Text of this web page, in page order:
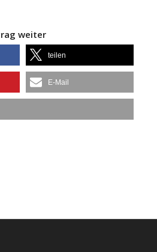
weiter
teilen
E-Mail